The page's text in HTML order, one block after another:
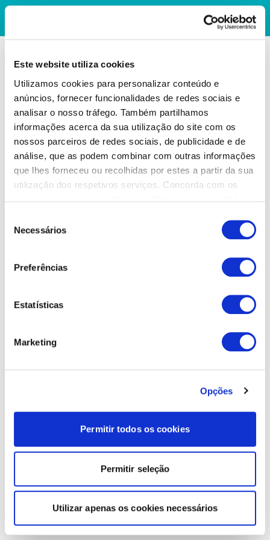
Este website utiliza cookies
Utilizamos cookies para personalizar conteúdo e
anúncios, fornecer funcionalidades de redes sociais e
analisar o nosso tráfego. Também partilhamos
informações acerca da sua utilização do site com os
nossos parceiros de redes sociais, de publicidade e de
análise, que as podem combinar com outras informações
que lhes forneceu ou recolhidas por estes a partir da sua
utilização dos respetivos serviços. Concorda com os
Necessários
Preferências
Estatísticas
Marketing
Opções
Permitir todos os cookies
Permitir seleção
Utilizar apenas os cookies necessários